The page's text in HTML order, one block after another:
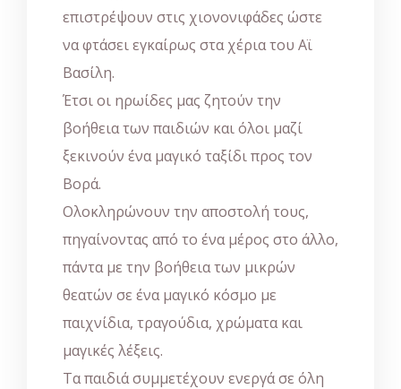
επιστρέψουν στις χιονονιφάδες ώστε
να φτάσει εγκαίρως στα χέρια του Αϊ
Βασίλη.
Έτσι οι ηρωίδες μας ζητούν την
βοήθεια των παιδιών και όλοι μαζί
ξεκινούν ένα μαγικό ταξίδι προς τον
Βορά.
Ολοκληρώνουν την αποστολή τους,
πηγαίνοντας από το ένα μέρος στο άλλο,
πάντα με την βοήθεια των μικρών
θεατών σε ένα μαγικό κόσμο με
παιχνίδια, τραγούδια, χρώματα και
μαγικές λέξεις.
Τα παιδιά συμμετέχουν ενεργά σε όλη